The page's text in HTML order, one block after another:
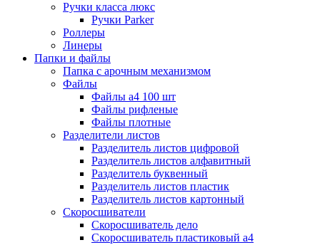
Ручки класса люкс
Ручки Parker
Роллеры
Линеры
Папки и файлы
Папка с арочным механизмом
Файлы
Файлы а4 100 шт
Файлы рифленые
Файлы плотные
Разделители листов
Разделитель листов цифровой
Разделитель листов алфавитный
Разделитель буквенный
Разделитель листов пластик
Разделитель листов картонный
Скоросшиватели
Скоросшиватель дело
Скоросшиватель пластиковый а4